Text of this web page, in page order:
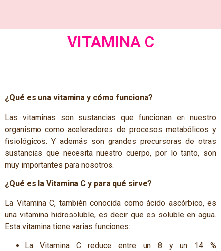
VITAMINA C
¿Qué es una vitamina y cómo funciona?
Las vitaminas son sustancias que funcionan en nuestro
organismo como aceleradores de procesos metabólicos y
fisiológicos. Y además son grandes precursoras de otras
sustancias que necesita nuestro cuerpo, por lo tanto, son
muy importantes para nosotros.
¿Qué es la Vitamina C y para qué sirve?
La Vitamina C, también conocida como ácido ascórbico, es
una vitamina hidrosoluble, es decir que es soluble en agua.
Esta vitamina tiene varias funciones:
La Vitamina C reduce entre un 8 y un 14 %